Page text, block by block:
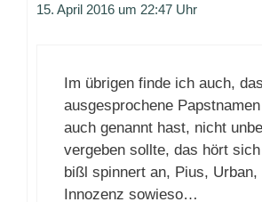
15. April 2016 um 22:47 Uhr
Im übrigen finde ich auch,
ausgesprochene
auch genannt hast, nicht
vergeben sollte, das hört
bißl spinnert an, Pius, Urban,
Innozenz sowieso…